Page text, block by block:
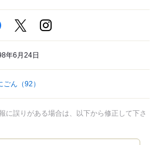
年6月24日
ごん （92）
に誤りがある場合は、以下から修正して下さ